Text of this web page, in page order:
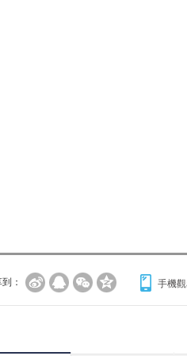
： 手機